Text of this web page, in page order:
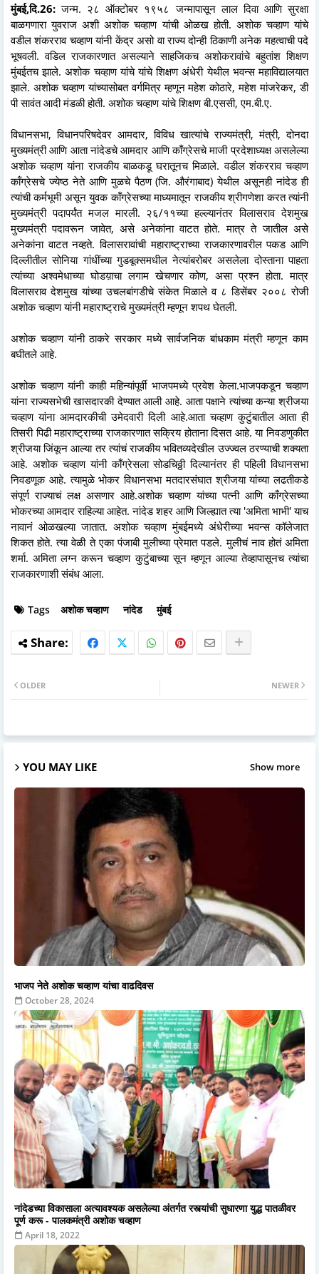
मुंबई,दि.26: जन्म. २८ ऑक्टोबर १९५८ जन्मापासून लाल दिवा आणि सुरक्षा
बाळगणारा युवराज अशी अशोक चव्हाण यांची ओळख होती. अशोक चव्हाण यांचे
वडील शंकरराव चव्हाण यांनी केंद्र असो वा राज्य दोन्ही ठिकाणी अनेक महत्वाची पदे
भूषवली. वडिल राजकारणात असल्याने साहजिकच अशोकरावांचे बहुतांश शिक्षण
मुंबईतच झाले. अशोक चव्हाण यांचे यांचे शिक्षण अंधेरी येथील भवन्स महाविद्यालयात
झाले. अशोक चव्हाण यांच्यासोबत वर्गमित्र म्हणून महेश कोठारे, महेश मांजरेकर, डी
पी सावंत आदी मंडळी होती. अशोक चव्हाण यांचे शिक्षण बी.एससी, एम.बी.ए.
विधानसभा, विधानपरिषदेवर आमदार, विविध खात्यांचे राज्यमंत्री, मंत्री, दोनदा
मुख्यमंत्री आणि आता नांदेडचे आमदार आणि कॉंग्रेसचे माजी प्रदेशाध्यक्ष असलेल्या
अशोक चव्हाण यांना राजकीय बाळकडू घरातूनच मिळाले. वडील शंकरराव चव्हाण
कॉंग्रेसचे ज्येष्ठ नेते आणि मुळचे पैठण (जि. औरंगाबाद) येथील असूनही नांदेड ही
त्यांची कर्मभूमी असून युवक कॉंग्रेसच्या माध्यमातून राजकीय श्रीगणेशा करत त्यांनी
मुख्यमंत्री पदापर्यंत मजल मारली. २६/११च्या हल्ल्यानंतर विलासराव देशमुख
मुख्यमंत्री पदावरून जावेत, असे अनेकांना वाटत होते. मात्र ते जातील असे
अनेकांना वाटत नव्हते. विलासरावांची महाराष्ट्राच्या राजकारणावरील पकड आणि
दिल्लीतील सोनिया गांधींच्या गुडबूक्समधील नेत्यांबरोबर असलेला दोस्ताना पाहता
त्यांच्या अश्वमेधाच्या घोडय़ाचा लगाम खेचणार कोण, असा प्रश्न होता. मात्र
विलासराव देशमुख यांच्या उचलबांगडीचे संकेत मिळाले व ८ डिसेंबर २००८ रोजी
अशोक चव्हाण यांनी महाराष्ट्राचे मुख्यमंत्री म्हणून शपथ घेतली.
अशोक चव्हाण यांनी ठाकरे सरकार मध्ये सार्वजनिक बांधकाम मंत्री म्हणून काम
बघीतले आहे.
अशोक चव्हाण यांनी काही महिन्यांपूर्वी भाजपमध्ये प्रवेश केला.भाजपकडून चव्हाण
यांना राज्यसभेची खासदारकी देण्यात आली आहे. आता पक्षाने त्यांच्या कन्या श्रीजया
चव्हाण यांना आमदारकीची उमेदवारी दिली आहे.आता चव्हाण कुटुंबातील आता ही
तिसरी पिढी महाराष्ट्राच्या राजकारणात सक्रिय होताना दिसत आहे. या निवडणुकीत
श्रीजया जिंकून आल्या तर त्यांचं राजकीय भवितव्यदेखील उज्ज्वल ठरण्याची शक्यता
आहे. अशोक चव्हाण यांनी काँग्रेसला सोडचिठ्ठी दिल्यानंतर ही पहिली विधानसभा
निवडणूक आहे. त्यामुळे भोकर विधानसभा मतदारसंघात श्रीजया यांच्या लढतीकडे
संपूर्ण राज्याचं लक्ष असणार आहे.अशोक चव्हाण यांच्या पत्नी आणि काँग्रेसच्या
भोकरच्या आमदार राहिल्या आहेत. नांदेड शहर आणि जिल्ह्यात त्या 'अमिता भाभी' याच
नावानं ओळखल्या जातात. अशोक चव्हाण मुंबईमध्ये अंधेरीच्या भवन्स कॉलेजात
शिकत होते. त्या वेळी ते एका पंजाबी मुलीच्या प्रेमात पडले. मुलीचं नाव होतं अमिता
शर्मा. अमिता लग्न करून चव्हाण कुटुंबाच्या सून म्हणून आल्या तेव्हापासूनच त्यांचा
राजकारणाशी संबंध आला.
Tags अशोक चव्हाण नांदेड मुंबई
NEWER
OLDER
YOU MAY LIKE Show more
भाजप नेते अशोक चव्हाण यांचा वाढदिवस
October 28, 2024
नांदेडच्या विकासाला अत्यावश्यक असलेल्या अंतर्गत रस्त्यांची सुधारणा युद्ध पातळीवर
पूर्ण करू - पालकमंत्री अशोक चव्हाण
April 18, 2022